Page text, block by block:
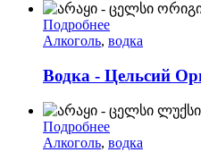
Подробнее
Алкоголь, водка
Водка - Цельсий
Подробнее
Алкоголь, водка